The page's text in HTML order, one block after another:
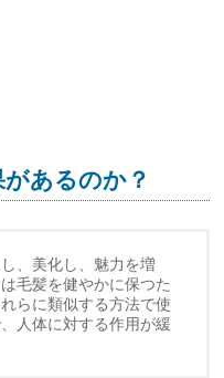
あるのか？
、美化し、魅力を増
毛髪を健やかに保つた
らに類似する方法で使
人体に対する作用が緩